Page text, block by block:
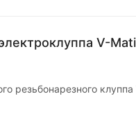
V-
резьбонарезного